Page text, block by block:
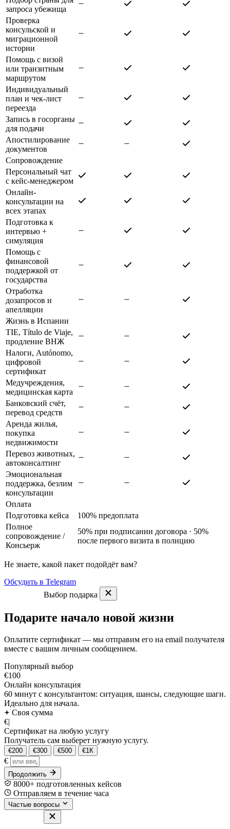
запроса убежища
Проверка
консульской и
миграционной
истории
Помощь с визой
или транзитным
маршрутом
Индивидуальный
план и чек-лист
переезда
Запись в госорганы
для подачи
Апостилирование
документов
Сопровождение
Персональный чат
с кейс-менеджером
Онлайн-
консультации на
всех этапах
Подготовка к
интервью +
симуляция
Помощь с
финансовой
поддержкой от
государства
Отработка
дозапросов и
апелляции
Жизнь в Испании
TIE, Título de Viaje,
продление ВНЖ
Налоги, Autónomo,
цифровой
сертификат
Медучреждения,
медицинская карта
Банковский счёт,
перевод средств
Аренда жилья,
покупка
недвижимости
Перевоз животных,
автоконсалтинг
Эмоциональная
поддержка, безлим
консультации
Оплата
Подготовка кейса
100% предоплата
Полное
сопровождение /
Консьерж
50% при подписании договора · 50%
после первого визита в полицию
Не знаете, какой пакет подойдёт вам?
Обсудить в Telegram
Выбор подарка
Подарите начало новой жизни
Оплатите сертификат — мы отправим его на email получателя
вместе с вашим личным сообщением.
Популярный выбор
€100
Онлайн консультация
60 минут с консультантом: ситуация, шансы, следующие шаги.
Идеально для начала.
Своя сумма
€|
Сертификат на любую услугу
Получатель сам выберет нужную услугу.
€200 €300 €500 €1К
€
Продолжить
8000+ подготовленных кейсов
Отправляем в течение часа
Частые вопросы